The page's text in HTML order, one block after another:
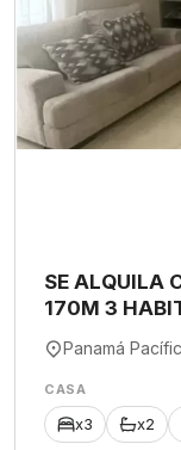
SE ALQUILA
170M 3
Panamá
CASA
x3 x2